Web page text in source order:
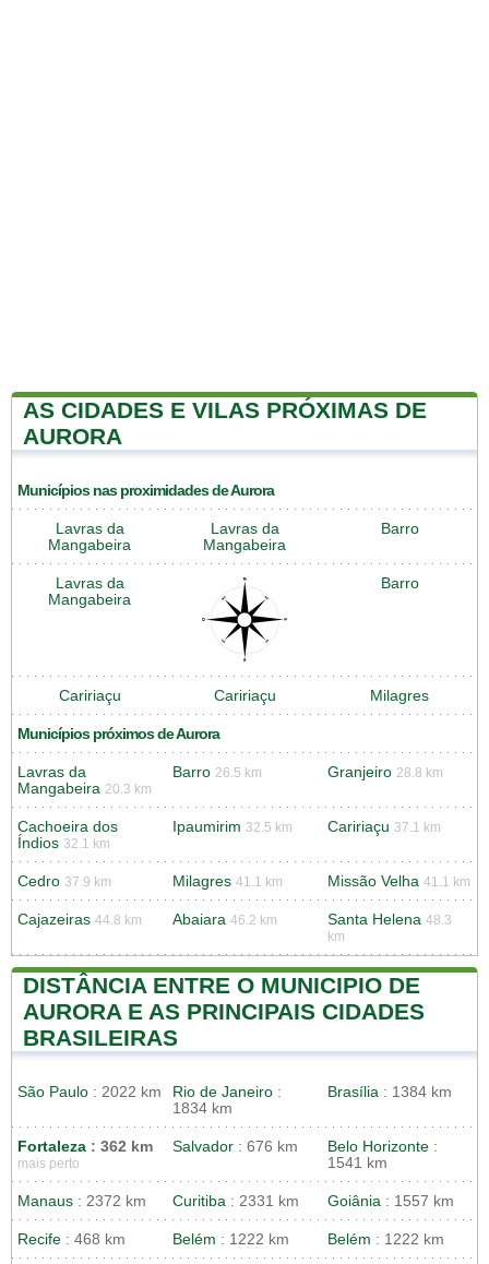
AS CIDADES E VILAS PRÓXIMAS DE
AURORA
Municípios nas proximidades de Aurora
Lavras da
Mangabeira
Lavras da
Mangabeira
Barro
Lavras da
Mangabeira
Barro
Caririaçu Caririaçu Milagres
Municípios próximos de Aurora
Lavras da
Mangabeira 20.3 km
Barro 26.5 km Granjeiro 28.8 km
Cachoeira dos
Índios 32.1 km
Ipaumirim 32.5 km Caririaçu 37.1 km
Cedro 37.9 km Milagres 41.1 km Missão Velha 41.1 km
Cajazeiras 44.8 km Abaiara 46.2 km Santa Helena 48.3
km
DISTÂNCIA ENTRE O MUNICIPIO DE
AURORA E AS PRINCIPAIS CIDADES
BRASILEIRAS
São Paulo : 2022 km Rio de Janeiro :
1834 km
Brasília : 1384 km
Fortaleza : 362 km
mais perto
Salvador : 676 km Belo Horizonte :
1541 km
Manaus : 2372 km Curitiba : 2331 km Goiânia : 1557 km
Recife : 468 km Belém : 1222 km Belém : 1222 km